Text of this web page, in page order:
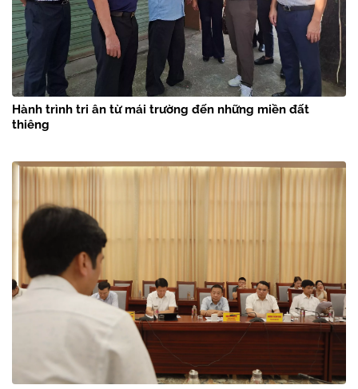
Hành trình tri ân từ mái trường đến những miền đất
thiêng